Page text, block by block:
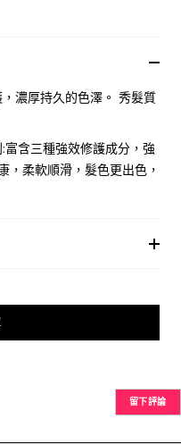
濃厚持久的色澤。 秀髮質
含三種強效修護成分，強
柔軟順滑，髮色更出色，
留下評論